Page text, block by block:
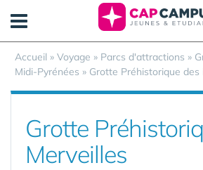
Accueil » Voyage » Parcs d'attractions »
Midi-Pyrénées » Grotte Préhistorique des
Grotte
Merveilles
Panneau de gestion des cookies